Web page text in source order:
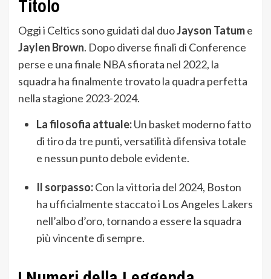
Titolo
Oggi i Celtics sono guidati dal duoJayson Tatume
Jaylen Brown. Dopo diverse finali di Conference
perse e una finale NBA sfiorata nel 2022, la
squadra ha finalmente trovato la quadra perfetta
nella stagione 2023-2024.
La filosofia attuale:Un basket moderno fatto
di tiro da tre punti, versatilità difensiva totale
e nessun punto debole evidente.
Il sorpasso:Con la vittoria del 2024, Boston
ha ufficialmente staccato i Los Angeles Lakers
nell’albo d’oro, tornando a essere la squadra
più vincente di sempre.